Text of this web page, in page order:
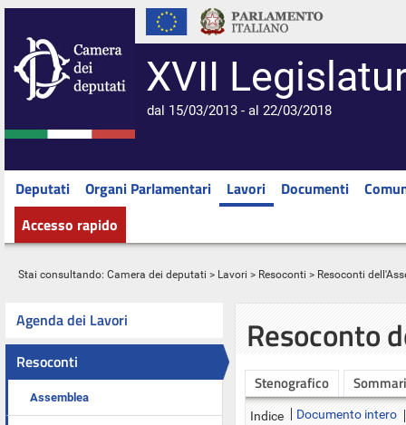
XVII
dal 15/03/2013 - al 22/03/2018
Deputati Organi Parlamentari Lavori Documenti
Accesso rapido
Stai consultando: Camera dei deputati > Lavori > Resoconti > Resoconti
Agenda dei Lavori
Resoconti
Assemblea
Resoconto
Stenografico
Indice Documento intero